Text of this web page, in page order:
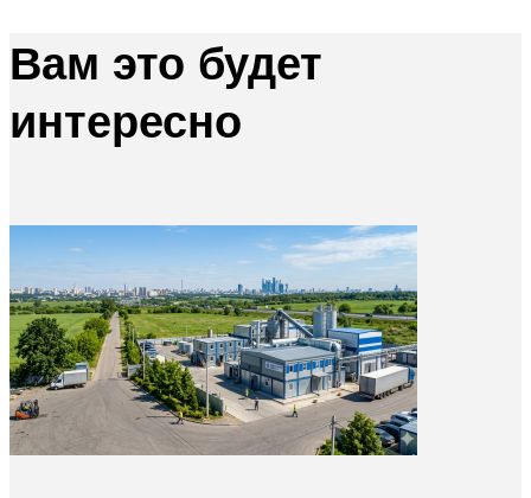
Вам это будет
интересно